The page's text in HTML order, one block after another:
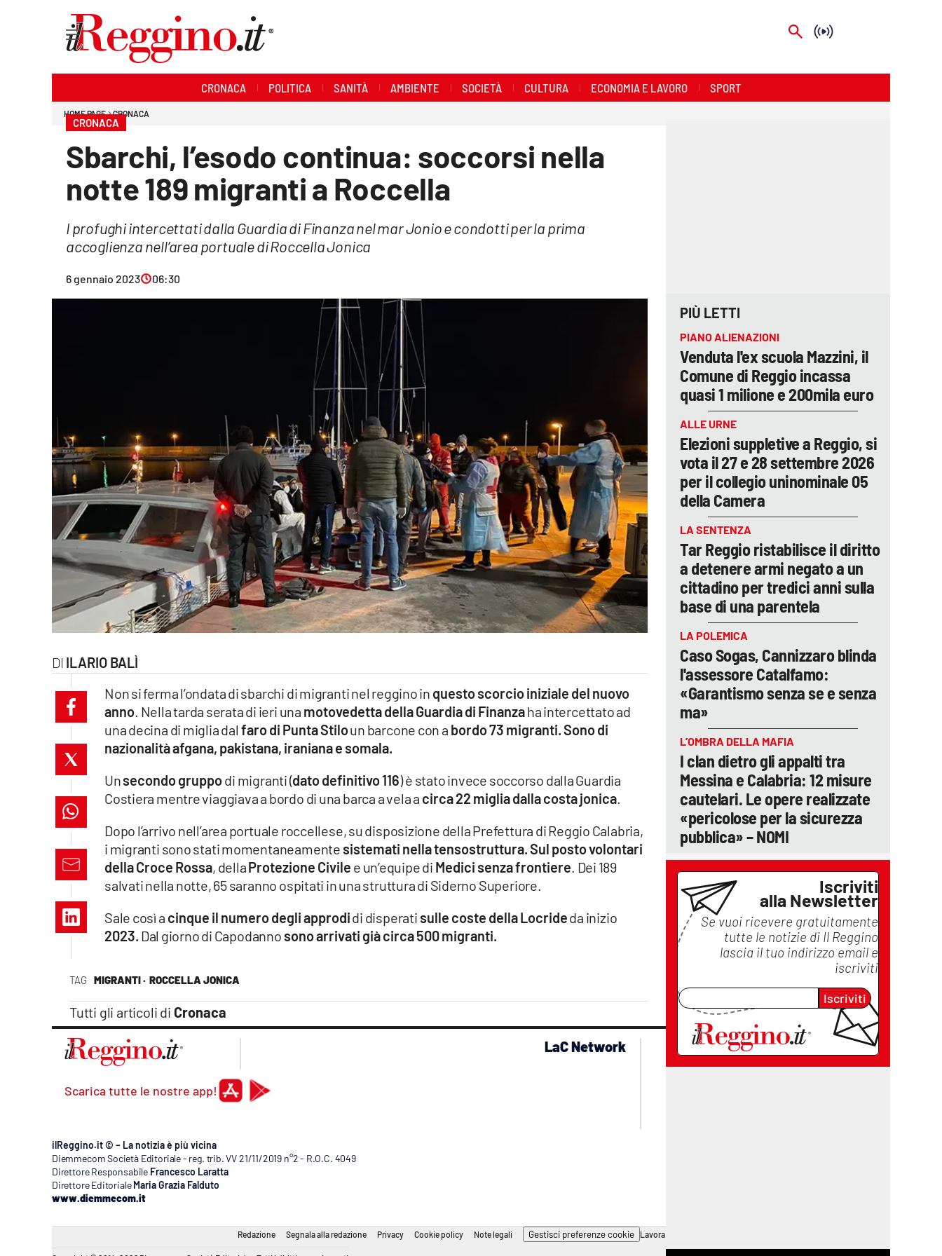
Lac Network
cosenzachannel.it
catanzarochannel.it
lacapitalenews.it
Vai
CRONACA POLITICA SANITÀ AMBIENTE SOCIETÀ CULTURA ECONOMIA E LAVORO SPORT
HOME PAGE CRONACA
CRONACA
Sbarchi, l’esodo continua: soccorsi nella
notte 189 migranti a Roccella
I profughi intercettati dalla Guardia di Finanza nel mar Jonio e condotti per la prima
accoglienza nell’area portuale di Roccella Jonica
6 gennaio 2023 06:30
ILARIO BALÌ
TAG MIGRANTI · ROCCELLA JONICA
Tutti gli articoli di Cronaca
Non si ferma l’ondata di sbarchi di migranti nel reggino in questo scorcio iniziale del nuovo
anno. Nella tarda serata di ieri una motovedetta della Guardia di Finanzaha intercettato ad
una decina di miglia dal faro di Punta Stiloun barcone con a bordo 73 migranti. Sono di
nazionalità afgana, pakistana, iraniana e somala.
Unsecondo gruppodi migranti (dato definitivo 116) è stato invece soccorso dalla Guardia
Costiera mentre viaggiava a bordo di una barca a vela a circa 22 miglia dalla costa jonica.
Dopo l’arrivo nell’area portuale roccellese, su disposizione della Prefettura di Reggio Calabria,
i migranti sono stati momentaneamente sistemati nella tensostruttura. Sul posto volontari
della Croce Rossa, dellaProtezione Civile e un’equipe di Medici senza frontiere. Dei 189
salvati nella notte, 65 saranno ospitati in una struttura di Siderno Superiore.
Sale così a cinque il numero degli approdidi disperati sulle coste della Locrideda inizio
2023. Dal giorno di Capodanno sono arrivati già circa 500 migranti.
PIÙ LETTI
PIANO ALIENAZIONI
Venduta l'ex scuola Mazzini, il
Comune di Reggio incassa
quasi 1 milione e 200mila euro
ALLE URNE
Elezioni suppletive a Reggio, si
vota il 27 e 28 settembre 2026
per il collegio uninominale 05
della Camera
LA SENTENZA
Tar Reggio ristabilisce il diritto
a detenere armi negato a un
cittadino per tredici anni sulla
base di una parentela
LA POLEMICA
Caso Sogas, Cannizzaro blinda
l'assessore Catalfamo:
«Garantismo senza se e senza
ma»
L’OMBRA DELLA MAFIA
I clan dietro gli appalti tra
Messina e Calabria: 12 misure
cautelari. Le opere realizzate
«pericolose per la sicurezza
pubblica» – NOMI
Iscriviti
alla Newsletter
Se vuoi ricevere gratuitamente
tutte le notizie di Il Reggino
lascia il tuo indirizzo email e
iscriviti
Iscriviti
Scarica tutte le nostre app!
LaC Network
lacplay.it
lacitymag.it
ilReggino.it © – La notizia è più vicina
Diemmecom Società Editoriale - reg. trib. VV 21/11/2019 n°2 - R.O.C. 4049
Direttore Responsabile Francesco Laratta
Direttore Editoriale Maria Grazia Falduto
www.diemmecom.it
Redazione Segnala alla redazione Privacy Cookie policy Note legali Gestisci preferenze cookie Lavora con noi